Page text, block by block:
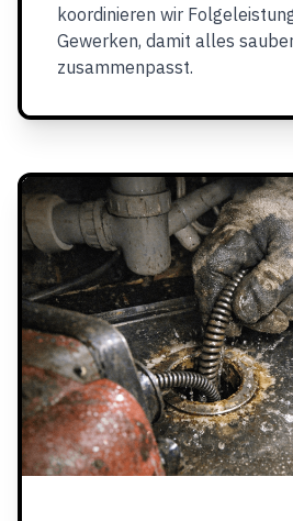
koordinieren wir
Gewerken, damit alles
zusammenpasst.